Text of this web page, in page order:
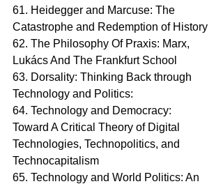
61. Heidegger and Marcuse: The
Catastrophe and Redemption of History
62. The Philosophy Of Praxis: Marx,
Lukács And The Frankfurt School
63. Dorsality: Thinking Back through
Technology and Politics:
64. Technology and Democracy:
Toward A Critical Theory of Digital
Technologies, Technopolitics, and
Technocapitalism
65. Technology and World Politics: An